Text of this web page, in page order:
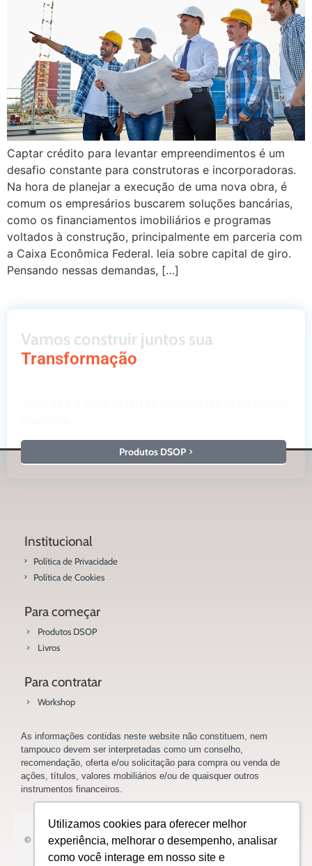
Utilizamos cookies para oferecer melhor
experiência, melhorar o desempenho, analisar
como você interage em nosso site e
Captar crédito para levantar empreendimentos é um
desafio constante para construtoras e incorporadoras.
Na hora de planejar a execução de uma nova obra, é
comum os empresários buscarem soluções bancárias,
como os financiamentos imobiliários e programas
voltados à construção, principalmente em parceria com
a Caixa Econômica Federal. leia sobre capital de giro.
Pensando nessas demandas, […]
Vamos construir juntos sua
Transformação
Produtos DSOP
Institucional
Política de Privacidade
Política de Cookies
Para começar
Produtos DSOP
Livros
Para contratar
Workshop
As informações contidas neste website não constituem, nem
tampouco devem ser interpretadas como um conselho,
recomendação, oferta e/ou solicitação para compra ou venda de
ações, títulos, valores mobiliários e/ou de quaisquer outros
instrumentos financeiros.
© 2023 Saladoinvestidor.com.br Todos os direitos reservados.